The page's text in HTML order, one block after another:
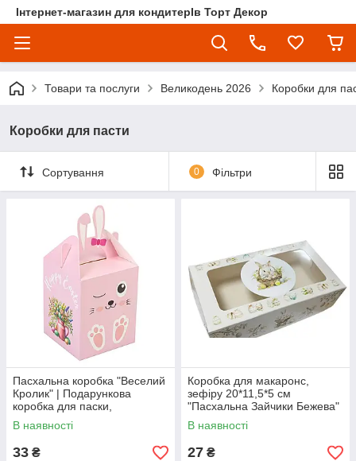
Інтернет-магазин для кондитерІв Торт Декор
Товари та послуги Великодень 2026 Коробки для
Коробки для пасти
Сортування 0 Фільтри
Пасхальна коробка "Веселий
Кролик" | Подарункова
коробка для паски,
солодощів та подарунків
В наявності
33 ₴
Коробка для макаронс,
зефіру 20*11,5*5 см
"Пасхальна Зайчики Бежева"
В наявності
27 ₴